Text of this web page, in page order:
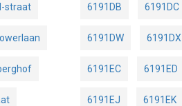
straat 6191DB 6191DC
6191DW 6191DX
6191EC 6191ED
6191EJ 6191EK